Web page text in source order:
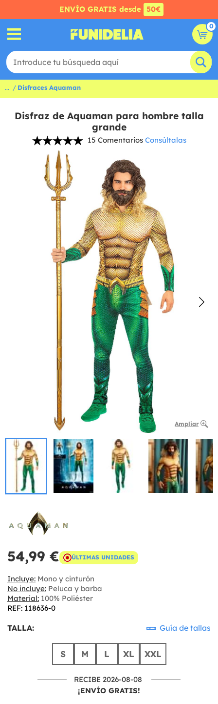
ENVÍO GRATIS desde 50€
0
... Disfraces Aquaman
Disfraz de Aquaman para hombre talla
grande
15 Comentarios Consúltalas
Ampliar
54,99 € ÚLTIMAS UNIDADES
Incluye: Mono y cinturón
No incluye: Peluca y barba
Material: 100% Poliéster
REF: 118636-0
TALLA: Guía de tallas
S M L XL XXL
RECIBE 2026-08-08
¡ENVÍO GRATIS!